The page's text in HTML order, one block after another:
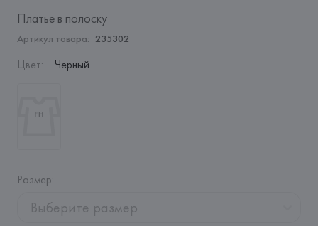
Платье в полоску
Артикул товара: 235302
Цвет: Черный
Размер:
Выберите размер